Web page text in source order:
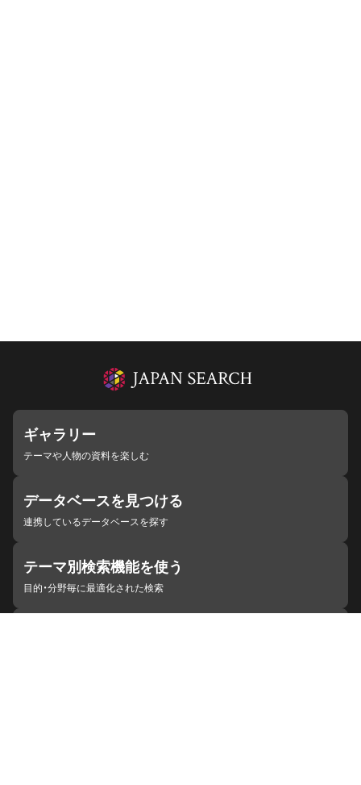
ギャラリー
テーマや人物の資料を楽しむ
データベースを見つける
連携しているデータベースを探す
テーマ別検索機能を使う
目的・分野毎に最適化された検索